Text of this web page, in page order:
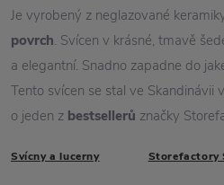
Je vyrobený z neglazované
povrch. Svícen v krásné, tmavě
a elegantní. Snadno zapadne do
Tento svícen se stal ve Skandinávii
o jeden z bestsellerů značky
Svícny a lucerny Storefactory